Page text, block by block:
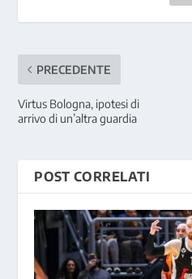
PRECEDENTE
Virtus Bologna, ipotesi di
arrivo di un’altra guardia
POST CORRELATI